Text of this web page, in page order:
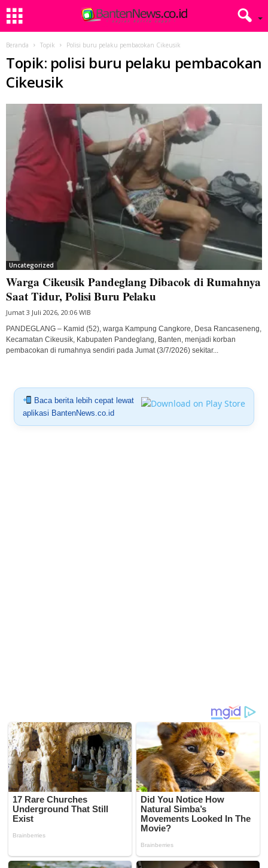
Beranda Topik Polisi buru pelaku pembacokan Cikeusik
Topik: polisi buru pelaku pembacokan
Cikeusik
Uncategorized
Warga Cikeusik Pandeglang Dibacok di Rumahnya
Saat Tidur, Polisi Buru Pelaku
Jumat 3 Juli 2026, 20:06 WIB
PANDEGLANG – Kamid (52), warga Kampung Cangkore, Desa Rancaseneng,
Kecamatan Cikeusik, Kabupaten Pandeglang, Banten, menjadi korban
pembacokan di rumahnya sendiri pada Jumat (3/7/2026) sekitar...
Baca berita lebih cepat lewat
aplikasi BantenNews.co.id